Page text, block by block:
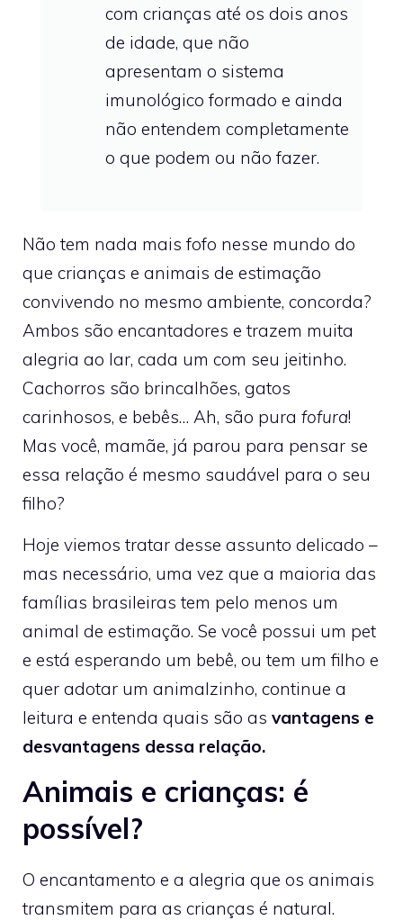
com crianças até os dois anos
de idade, que não
apresentam o sistema
imunológico formado e ainda
não entendem completamente
o que podem ou não fazer.
Não tem nada mais fofo nesse mundo do
que crianças e animais de estimação
convivendo no mesmo ambiente, concorda?
Ambos são encantadores e trazem muita
alegria ao lar, cada um com seu jeitinho.
Cachorros são brincalhões, gatos
carinhosos, e bebês… Ah, são pura fofura!
Mas você, mamãe, já parou para pensar se
essa relação é mesmo saudável para o seu
filho?
Hoje viemos tratar desse assunto delicado –
mas necessário, uma vez que a maioria das
famílias brasileiras tem pelo menos um
animal de estimação. Se você possui um pet
e está esperando um bebê, ou tem um filho e
quer adotar um animalzinho, continue a
leitura e entenda quais são as vantagens e
desvantagens dessa relação.
Animais e crianças: é
possível?
O encantamento e a alegria que os animais
transmitem para as crianças é natural.